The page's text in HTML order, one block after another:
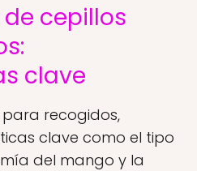
cepillos
clave
recogidos,
clave como el tipo
del mango y la